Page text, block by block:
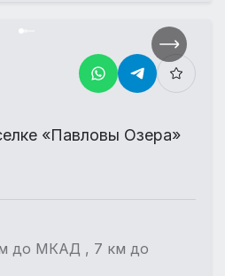
«Павловы Озера»
до МКАД , 7 км до